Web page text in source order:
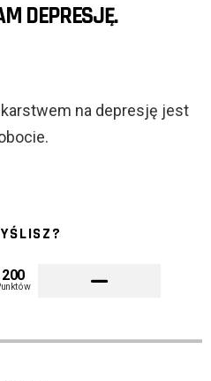
DEPRESJĘ.
na depresję jest
200